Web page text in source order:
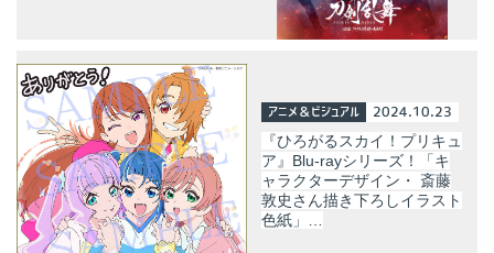
アニメ＆ビジュアル 2024.10.23
『ひろがるスカイ！プリキュ
ア』Blu-rayシリーズ！「キ
ャラクターデザイン・ 斎藤
敦史さん描き下ろしイラスト
色紙」…